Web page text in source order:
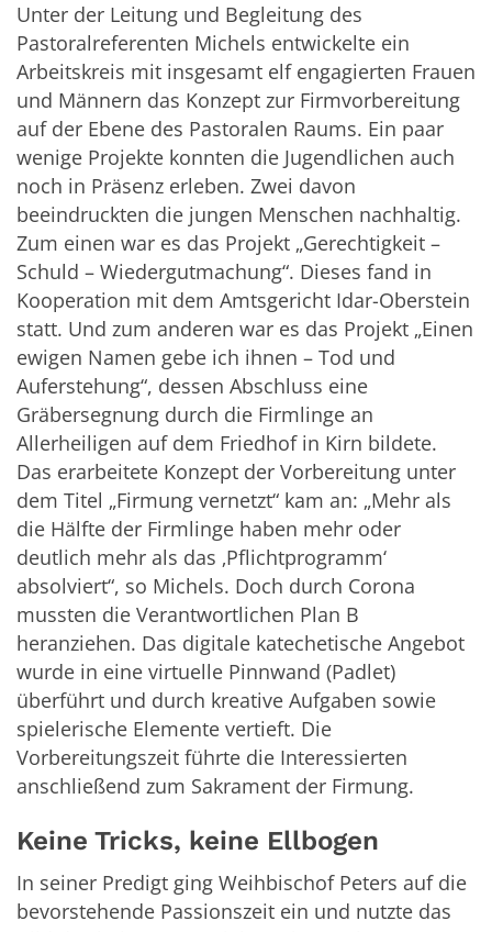
Unter der Leitung und Begleitung des
Pastoralreferenten Michels entwickelte ein
Arbeitskreis mit insgesamt elf engagierten Frauen
und Männern das Konzept zur Firmvorbereitung
auf der Ebene des Pastoralen Raums. Ein paar
wenige Projekte konnten die Jugendlichen auch
noch in Präsenz erleben. Zwei davon
beeindruckten die jungen Menschen nachhaltig.
Zum einen war es das Projekt „Gerechtigkeit –
Schuld – Wiedergutmachung“. Dieses fand in
Kooperation mit dem Amtsgericht Idar-Oberstein
statt. Und zum anderen war es das Projekt „Einen
ewigen Namen gebe ich ihnen – Tod und
Auferstehung“, dessen Abschluss eine
Gräbersegnung durch die Firmlinge an
Allerheiligen auf dem Friedhof in Kirn bildete.
Das erarbeitete Konzept der Vorbereitung unter
dem Titel „Firmung vernetzt“ kam an: „Mehr als
die Hälfte der Firmlinge haben mehr oder
deutlich mehr als das ‚Pflichtprogramm‘
absolviert“, so Michels. Doch durch Corona
mussten die Verantwortlichen Plan B
heranziehen. Das digitale katechetische Angebot
wurde in eine virtuelle Pinnwand (Padlet)
überführt und durch kreative Aufgaben sowie
spielerische Elemente vertieft. Die
Vorbereitungszeit führte die Interessierten
anschließend zum Sakrament der Firmung.
Keine Tricks, keine Ellbogen
In seiner Predigt ging Weihbischof Peters auf die
bevorstehende Passionszeit ein und nutzte das